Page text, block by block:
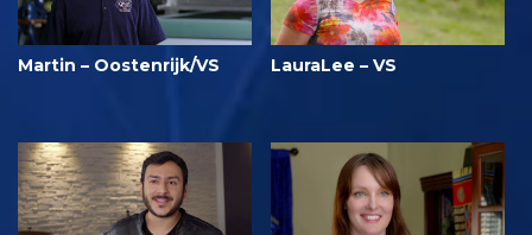
Martin – Oostenrijk/VS LauraLee – VS